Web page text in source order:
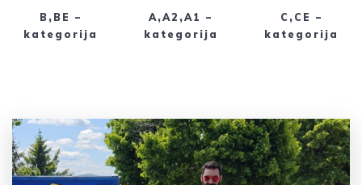
B,BE –
kategorija
A,A2,A1 –
kategorija
C,CE –
kategorija